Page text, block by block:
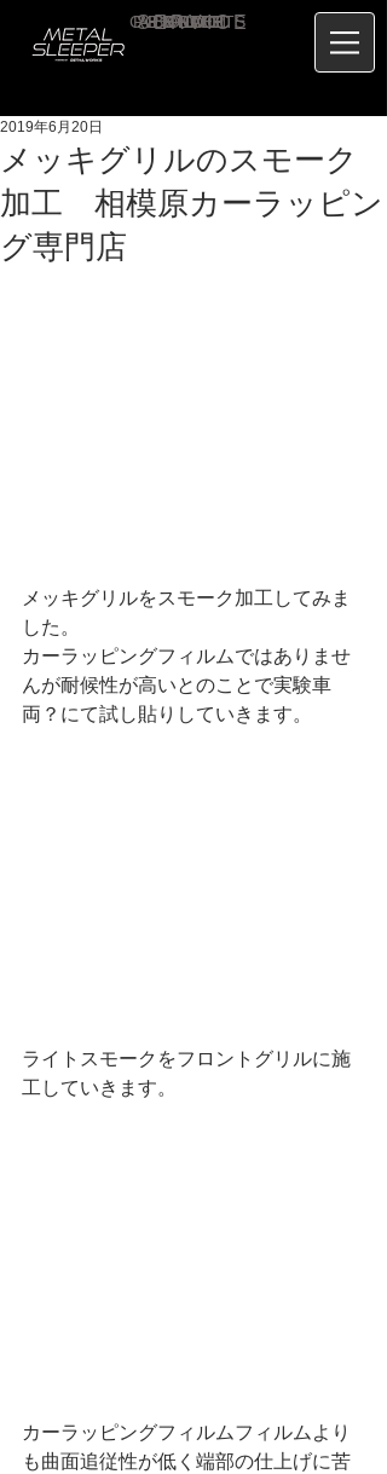
HOME
CONCEPT
SERVICE
ABOUT US
BLOG
PRICE
CONTACT
RECRUIT
メッキグリルのスモーク
加工 相模原カーラッピン
グ専門店
2019年6月20日
メッキグリルをスモーク加工してみま
した。
カーラッピングフィルムではありませ
んが耐候性が高いとのことで実験車
両？にて試し貼りしていきます。
ライトスモークをフロントグリルに施
工していきます。
カーラッピングフィルムフィルムより
も曲面追従性が低く端部の仕上げに苦